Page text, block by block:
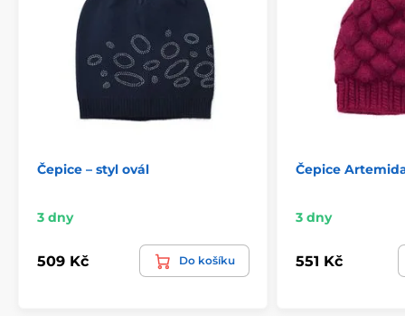
Čepice – styl ovál
3 dny
509 Kč Do košíku
Čepice
3 dny
551 Kč